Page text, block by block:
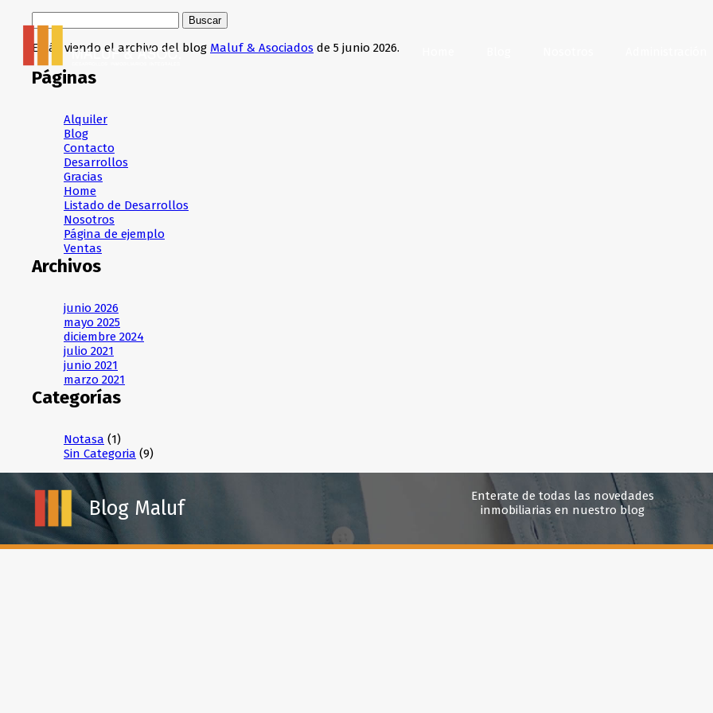
Estás viendo el archivo del blog Maluf & Asociados de 5 junio 2026.
Páginas
Alquiler
Blog
Contacto
Desarrollos
Gracias
Home
Listado de Desarrollos
Nosotros
Página de ejemplo
Ventas
Archivos
junio 2026
mayo 2025
diciembre 2024
julio 2021
junio 2021
marzo 2021
Categorías
Notasa (1)
Sin Categoria (9)
Blog Maluf
Enterate de todas las novedades
inmobiliarias en nuestro blog